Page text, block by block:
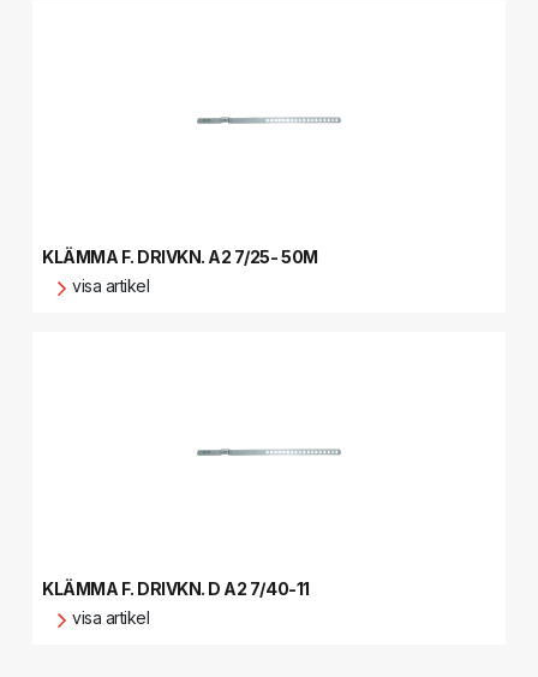
KLÄMMA F. DRIVKN. A2 7/25- 50M
visa artikel
KLÄMMA F. DRIVKN. D A2 7/40-11
visa artikel